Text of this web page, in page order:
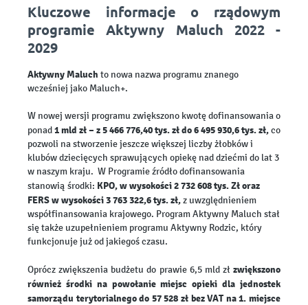
Kluczowe informacje o rządowym
programie Aktywny Maluch 2022 -
2029
Aktywny Maluch to nowa nazwa programu znanego
wcześniej jako Maluch+.
W nowej wersji programu zwiększono kwotę dofinansowania o
ponad1 mld zł – z 5 466 776,40 tys. zł do 6 495 930,6 tys. zł,co
pozwoli na stworzenie jeszcze większej liczby żłobków i
klubów dziecięcych sprawujących opiekę nad dziećmi do lat 3
w naszym kraju. W Programie źródło dofinansowania
stanowią środki: KPO, w wysokości 2 732 608 tys. Zł oraz
FERS w wysokości 3 763 322,6 tys. zł,z uwzględnieniem
współfinansowania krajowego. Program Aktywny Maluch stał
się także uzupełnieniem programu Aktywny Rodzic, który
funkcjonuje już od jakiegoś czasu.
Oprócz zwiększenia budżetu do prawie 6,5 mld zł zwiększono
również środki na powołanie miejsc opieki dla jednostek
samorządu terytorialnego do 57 528 zł bez VAT na 1. miejsce